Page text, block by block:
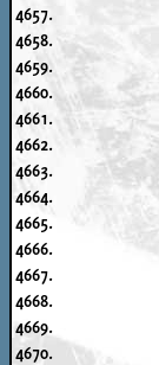
4657.
4658.
4659.
4660.
4661.
4662.
4663.
4664.
4665.
4666.
4667.
4668.
4669.
4670.